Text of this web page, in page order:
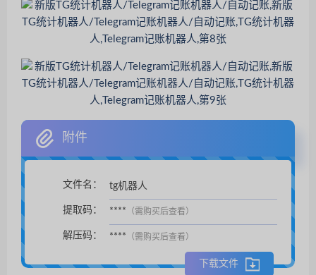
附件
文件名： tg机器人
提取码： **** （需购买后查看）
解压码： **** （需购买后查看）
下载文件